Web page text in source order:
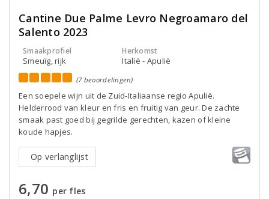
Cantine Due Palme Levro Negroamaro del
Salento 2023
Smaakprofiel
Smeuïg, rijk
Herkomst
Italië - Apulië
(7 beoordelingen)
Een soepele wijn uit de Zuid-Italiaanse regio Apulië.
Helderrood van kleur en fris en fruitig van geur. De zachte
smaak past goed bij gegrilde gerechten, kazen of kleine
koude hapjes.
Op verlanglijst
6,70 per fles